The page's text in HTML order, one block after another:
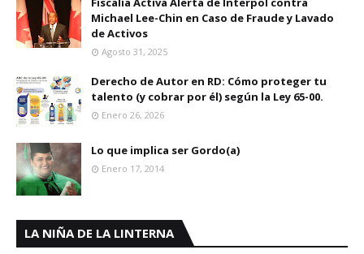
Michael Lee-Chin en Caso de Fraude y Lavado
de Activos
Agosto 31, 2025
Derecho de Autor en RD: Cómo proteger tu
talento (y cobrar por él) según la Ley 65-00.
Enero 26, 2026
Lo que implica ser Gordo(a)
Enero 17, 2014
LA NIÑA DE LA LINTERNA